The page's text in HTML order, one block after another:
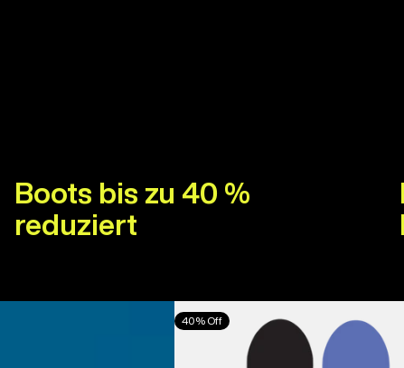
Boots bis zu 40 %
reduziert
Burton
Counterbalance
40% Off